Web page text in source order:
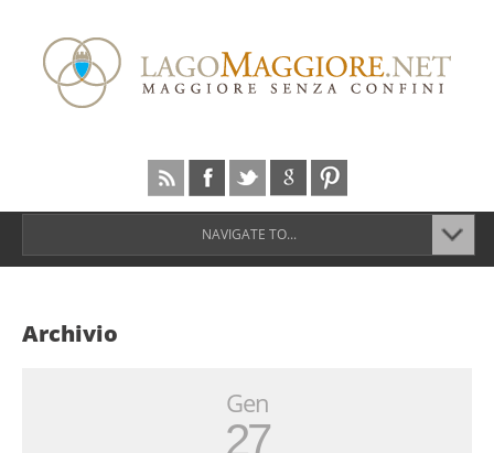
NAVIGATE TO...
Archivio
Gen
27